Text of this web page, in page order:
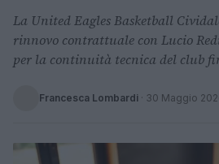
La United Eagles Basketball
rinnovo contrattuale con Lucio
per la continuità tecnica del club
Francesca Lombardi · 30 Maggio